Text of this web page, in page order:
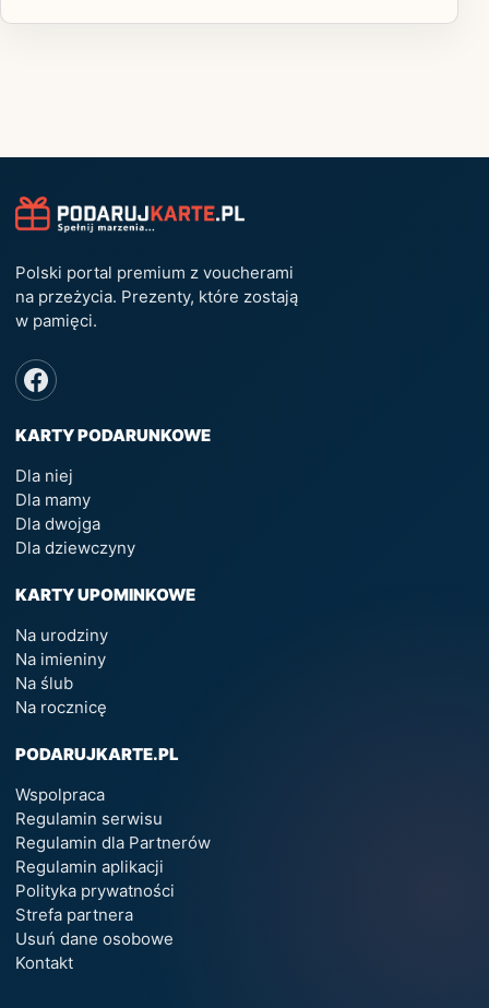
Polski portal premium z voucherami
na przeżycia. Prezenty, które zostają
w pamięci.
KARTY PODARUNKOWE
Dla niej
Dla mamy
Dla dwojga
Dla dziewczyny
KARTY UPOMINKOWE
Na urodziny
Na imieniny
Na ślub
Na rocznicę
PODARUJKARTE.PL
Wspolpraca
Regulamin serwisu
Regulamin dla Partnerów
Regulamin aplikacji
Polityka prywatności
Strefa partnera
Usuń dane osobowe
Kontakt